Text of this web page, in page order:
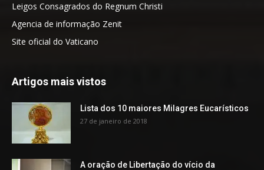
Leigos Consagrados do Regnum Christi
Agencia de informação Zenit
Site oficial do Vaticano
Artigos mais vistos
Lista dos 10 maiores Milagres Eucarísticos
27 de janeiro de 2018
A oração de Libertação do vício da